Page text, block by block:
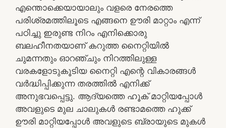
എന്തൊക്കെയായാലും വളരെ നേരത്തെ
പരിശ്രമത്തിലൂടെ എങ്ങനെ ഊരി മാറ്റാം എന്ന്
പഠിച്ചു ഇരുണ്ട നിറം എനിക്കൊരു
ബലഹീനതയാണ് കറുത്ത നൈറ്റിയിൽ
ചുമന്നതും ഓറഞ്ചും നിറത്തിലുള്ള
വരകളോടുകൂടിയ നൈറ്റി എന്റെ വികാരങ്ങൾ
വർദ്ധിപ്പിക്കുന്ന തരത്തിൽ എനിക്ക്
അനുഭവപ്പെട്ടു. ആദ്യത്തെ ഹൂക് മാറ്റിയപ്പോൾ
അവളുടെ മുല ചാലുകൾ രണ്ടാമത്തെ ഹുക്ക്
ഊരി മാറ്റിയപ്പോൾ അവളുടെ ബ്രായുടെ മുകൾ